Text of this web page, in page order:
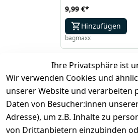
9,99 €*
Hinzufügen
bagmaxx
inkl. ges. MwSt
1
Ihre Privatsphäre ist
Wir verwenden Cookies und
unserer Website und verarbeiten
Daten von Besucher:innen
Adresse), um z.B. Inhalte zu
von Drittanbietern einzubinden